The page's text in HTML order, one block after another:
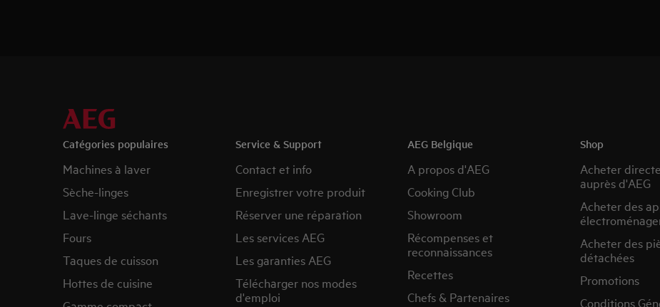
Catégories populaires
Machines à laver
Sèche-linges
Lave-linge séchants
Fours
Taques de cuisson
Hottes de cuisine
Service & Support
Contact et info
Enregistrer votre produit
Réserver une réparation
Les services AEG
Les garanties AEG
Télécharger nos modes
d'emploi
AEG Belgique
A propos d'AEG
Cooking Club
Showroom
Récompenses et
reconnaissances
Recettes
Chefs & Partenaires
Shop
Acheter
auprès d'AEG
Acheter des
Acheter des
détachées
Promotions
Conditions